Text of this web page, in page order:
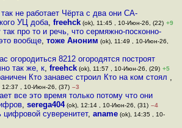
не работает Чёрта с два они CA-
УЦ доба, freehck(ok), 11:45 , 10-Июн-26, (22) +9
про то и речь, что сермяжно-посконно-
вообще,тоже Аноним (ok), 11:49 , 10-Июн-26,
огородиться 8212 огородятся построят
так же, к, freehck(ok), 11:57 , 10-Июн-26, (29) +5
Кто занавес строил Кто на ком стоял ,
12:37 , 10-Июн-26, (37) –3
все это время только потому что они
, serega404(ok), 12:14 , 10-Июн-26, (31) –4
суверенитет, aname(ok), 14:35 , 10-